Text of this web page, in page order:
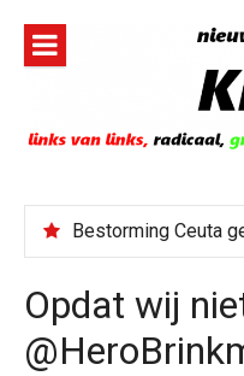
inhoud
Opdat wij